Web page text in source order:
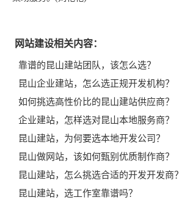
网站建设相关内容：
靠谱的昆山建站团队，该怎么选？
昆山企业建站，怎么选正规开发机构？
如何挑选高性价比的昆山建站供应商？
企业建站，怎样选对昆山本地服务商？
昆山建站，为何要选本地开发公司？
昆山做网站，该如何甄别优质制作商？
昆山建站，怎么挑选合适的开发开发商？
昆山建站，选工作室靠谱吗？